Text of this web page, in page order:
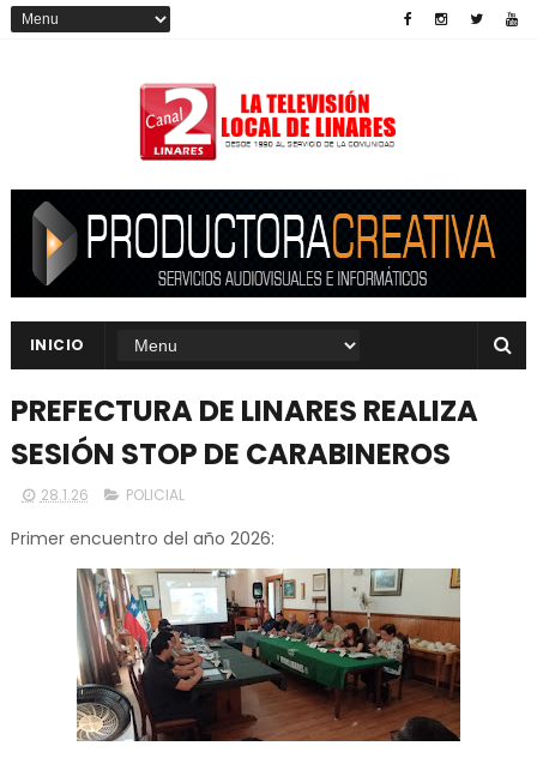
INICIO
PREFECTURA DE LINARES REALIZA
SESIÓN STOP DE CARABINEROS
28.1.26 POLICIAL
Primer encuentro del año 2026: